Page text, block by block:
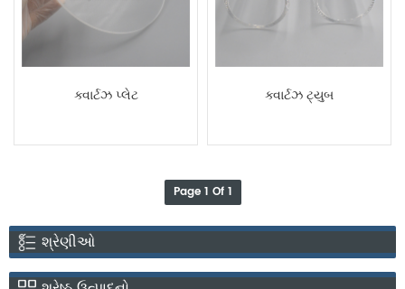
ક્વાર્ટઝ પ્લેટ ક્વાર્ટઝ ટ્યુબ
Page 1 Of 1
શ્રેણીઓ